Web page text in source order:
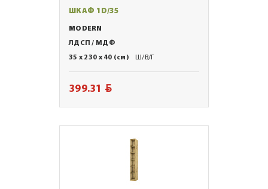
ШКАФ 1D/35
MODERN
ЛДСП / МДФ
35 x 230 x 40 (см)
Ш/В/Г
399.31 BYN